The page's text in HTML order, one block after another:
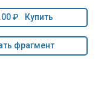
₽ Купить
фрагмент